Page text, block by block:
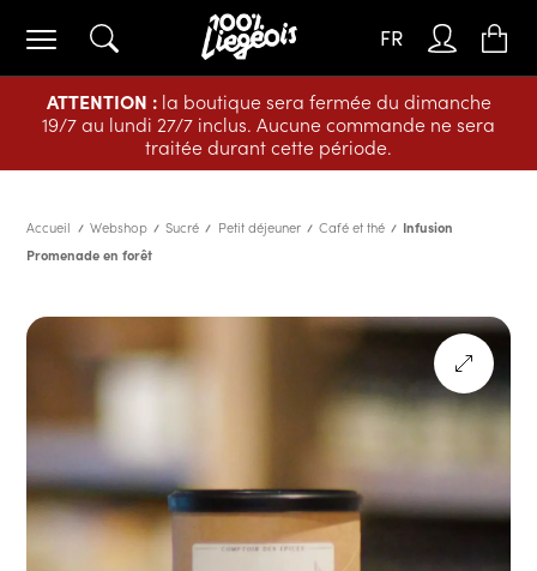
ATTENTION :la boutique sera fermée du dimanche
19/7 au lundi 27/7 inclus. Aucune commande ne sera
traitée durant cette période.
FR
Accueil Webshop Sucré Petit déjeuner Café et thé
Infusion
Promenade en forêt